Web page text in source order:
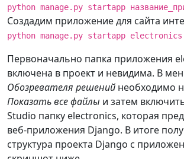
python manage.py startapp
Создадим приложение для сайта
python manage.py startapp electronics
Первоначально папка приложения
включена в проект и невидима. В
Обозревателя решений необходимо
Показать все файлы и затем
Studio папку electronics, которая
веб-приложения Django. В итоге
структура проекта Django с